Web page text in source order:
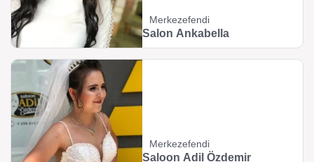
Merkezefendi
Salon Ankabella
Merkezefendi
Saloon Adil Özdemir